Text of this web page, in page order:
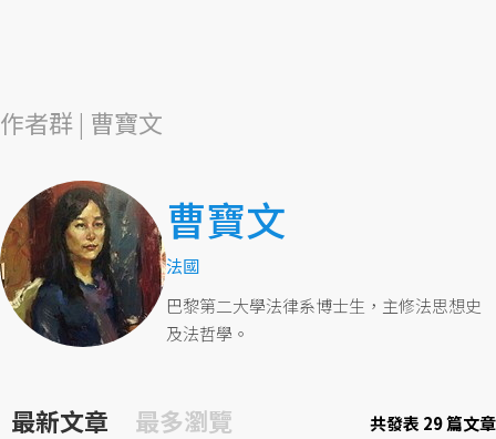
作者群 | 曹寶文
曹寶文
法國
巴黎第二大學法律系博士生，主修法思想史
及法哲學。
最新文章 最多瀏覽 共發表 29 篇文章